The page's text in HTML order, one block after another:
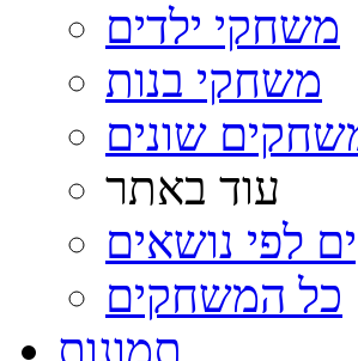
משחקי ילדים
משחקי בנות
שונים
עוד באתר
לפי נושאים
כל המשחקים
תמונות